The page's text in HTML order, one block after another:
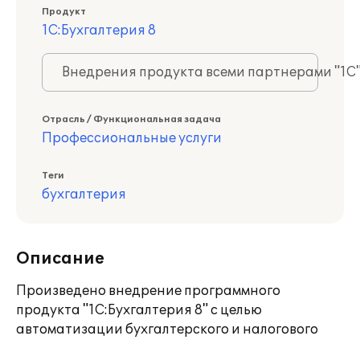
Продукт
1С:Бухгалтерия 8
Внедрения продукта всеми партнерами
Отрасль / Функциональная задача
Профессиональные услуги
Теги
бухгалтерия
Описание
Произведено внедрение программного
продукта "1С:Бухгалтерия 8" с целью
автоматизации бухгалтерского и налогового